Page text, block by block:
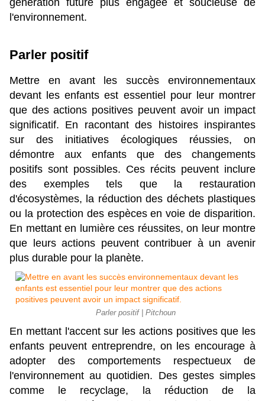
génération future plus engagée et soucieuse de
l'environnement.
Parler positif
Mettre en avant les succès environnementaux
devant les enfants est essentiel pour leur montrer
que des actions positives peuvent avoir un impact
significatif. En racontant des histoires inspirantes
sur des initiatives écologiques réussies, on
démontre aux enfants que des changements
positifs sont possibles. Ces récits peuvent inclure
des exemples tels que la restauration
d'écosystèmes, la réduction des déchets plastiques
ou la protection des espèces en voie de disparition.
En mettant en lumière ces réussites, on leur montre
que leurs actions peuvent contribuer à un avenir
plus durable pour la planète.
Parler positif | Pitchoun
En mettant l'accent sur les actions positives que les
enfants peuvent entreprendre, on les encourage à
adopter des comportements respectueux de
l'environnement au quotidien. Des gestes simples
comme le recyclage, la réduction de la